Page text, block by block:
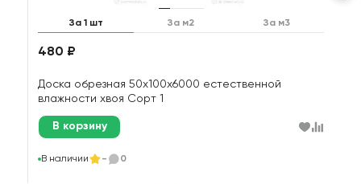
За 1 шт За м2 За м3
480 ₽
Доска обрезная 50х100х6000 естественной
влажности хвоя Сорт 1
В корзину
В наличии - 0